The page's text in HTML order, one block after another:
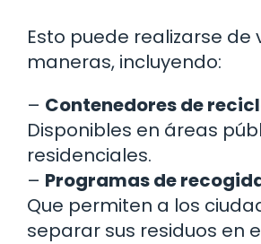
Esto puede realizarse de
maneras, incluyendo:
– Contenedores de
Disponibles en áreas
residenciales.
– Programas de
Que permiten a los
separar sus residuos en